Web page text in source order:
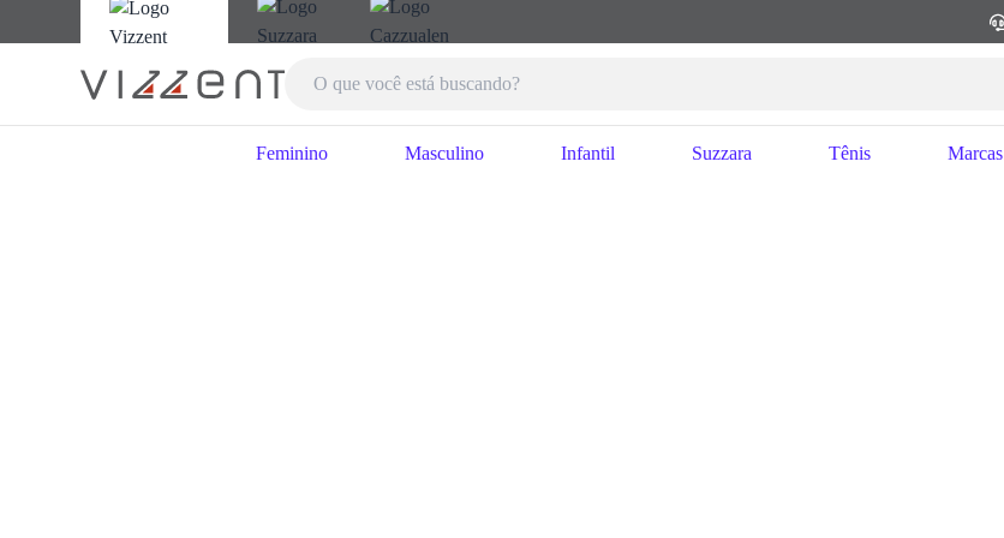
Feminino Masculino Infantil Suzzara Tênis Marcas